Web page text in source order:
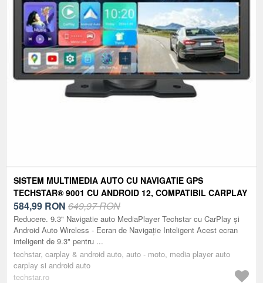
SISTEM MULTIMEDIA AUTO CU NAVIGATIE GPS
TECHSTAR® 9001 CU ANDROID 12, COMPATIBIL CARPLAY
SI ANDROID AUTO, CAMERA MARSARIER, DISPLAY 9.3"
584,99 RON 649,97 RON
Reducere. 9.3" Navigatie auto MediaPlayer Techstar cu CarPlay și
Android Auto Wireless - Ecran de Navigație Inteligent Acest ecran
inteligent de 9.3" pentru ...
techstar, carplay & android auto, auto - moto, media player auto
carplay si android auto
techstar.ro